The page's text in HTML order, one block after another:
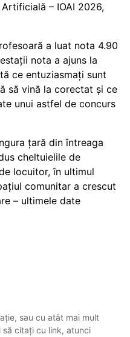
– IOAI 2026,
a luat nota 4.90
nota a ajuns la
ce entuziasmați sunt
să vină la corectat și ce
unui astfel de concurs
țară din întreaga
cheltuielile de
locuitor, în ultimul
comunitar a crescut
– ultimele date
sau cu atât mai mult
citați cu link, atunci